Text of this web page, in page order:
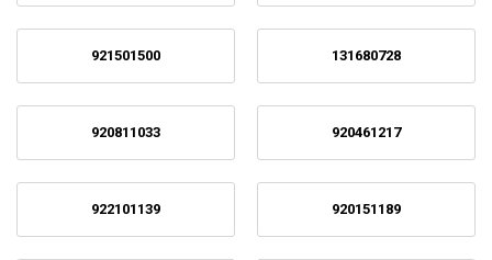
921501500 131680728
920811033 920461217
922101139 920151189